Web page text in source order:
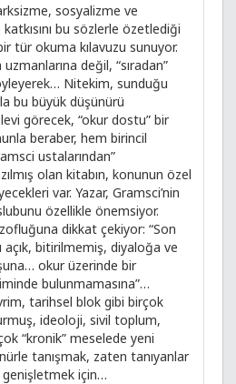
sosyalizme ve
bu sözlerle özetlediği
tür okuma kılavuzu sunuyor.
değil, “sıradan”
Nitekim, sunduğu
bu büyük düşünürü
görecek, “okur dostu” bir
beraber, hem birincil
ustalarından”
olan kitabın, konunun özel
var. Yazar, Gramsci’nin
özellikle önemsiyor.
dikkat çekiyor: “Son
bitirilmemiş, diyaloğa ve
okur üzerinde bir
bulunmamasına”…
tarihsel blok gibi birçok
ideoloji, sivil toplum,
“kronik” meselede yeni
tanışmak, zaten tanıyanlar
için…